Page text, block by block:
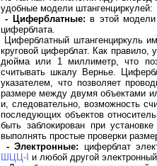
удобные модели штангенциркулей:
- Циферблатные:в этой
циферблата.
Циферблатный штангенциркуль
круговой циферблат. Как
дюйма или 1 миллиметр, что
считывать шкалу Вернье.
указателем, что позволяет
размере между двумя объектами
и, следовательно, возможность
последующих объектов
быть заблокирован при
выполнять простые проверки
- Электронные: циферблат
ШЦЦ-I и любой другой